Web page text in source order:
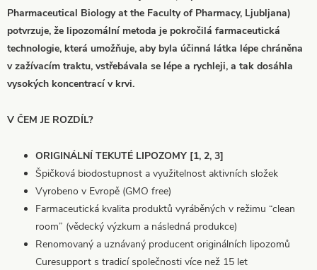
Pharmaceutical Biology at the Faculty of Pharmacy, Ljubljana)
potvrzuje, že lipozomální metoda je pokročilá farmaceutická
technologie, která umožňuje, aby byla účinná látka lépe chráněna
v zažívacím traktu, vstřebávala se lépe a rychleji, a tak dosáhla
vysokých koncentrací v krvi.
V ČEM JE ROZDÍL?
ORIGINÁLNÍ TEKUTÉ LIPOZOMY [1, 2, 3]
Špičková biodostupnost a využitelnost aktivních složek
Vyrobeno v Evropě (GMO free)
Farmaceutická kvalita produktů vyráběných v režimu “clean
room” (vědecký výzkum a následná produkce)
Renomovaný a uznávaný producent originálních lipozomů
Curesupport s tradicí společnosti více než 15 let